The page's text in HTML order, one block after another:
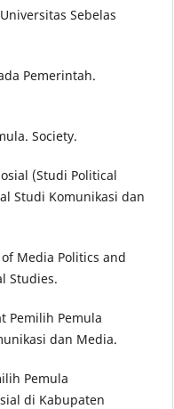
Sebelas
Pemerintah.
Society.
(Studi Political
Studi Komunikasi dan
Media Politics and
Studies.
Pemilih Pemula
dan Media.
Pemula
di Kabupaten